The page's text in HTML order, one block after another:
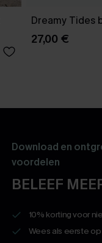
Dreamy Tides
27,00 €
Download en
voordelen
BELEEF
10% korting voor
Wees als eerste